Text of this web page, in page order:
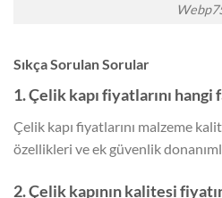
Sıkça Sorulan Sorular
1. Çelik kapı fiyatlarını
Çelik kapı fiyatlarını malzeme
özellikleri ve ek güvenlik
2. Çelik kapının kalitesi